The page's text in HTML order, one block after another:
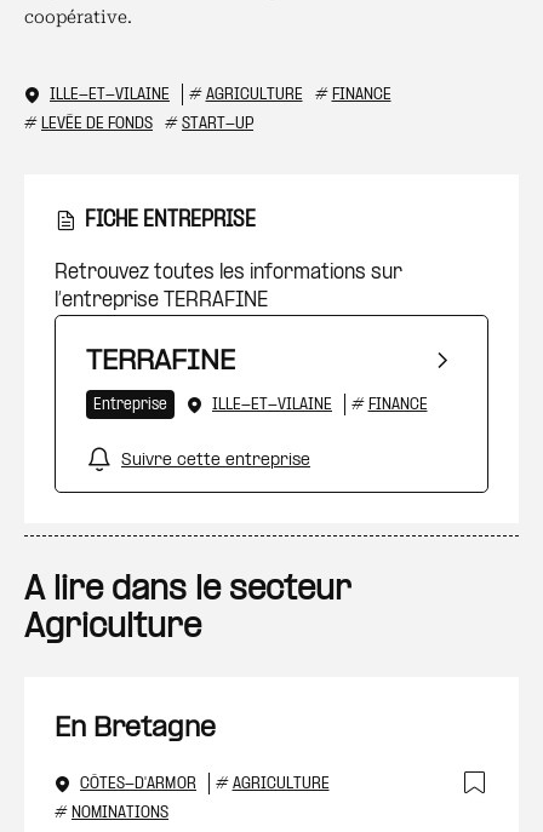
coopérative.
ILLE-ET-VILAINE # AGRICULTURE # FINANCE
# LEVÉE DE FONDS # START-UP
FICHE ENTREPRISE
Retrouvez toutes les informations sur
l’entreprise TERRAFINE
TERRAFINE
Entreprise ILLE-ET-VILAINE # FINANCE
Suivre cette entreprise
A lire dans le secteur
Agriculture
En Bretagne
CÔTES-D'ARMOR # AGRICULTURE
# NOMINATIONS